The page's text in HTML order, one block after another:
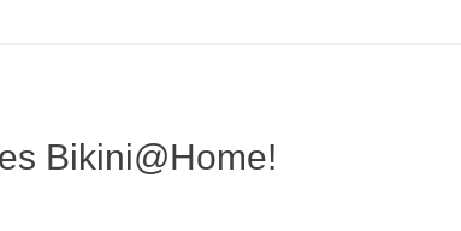
Bikini@Home!